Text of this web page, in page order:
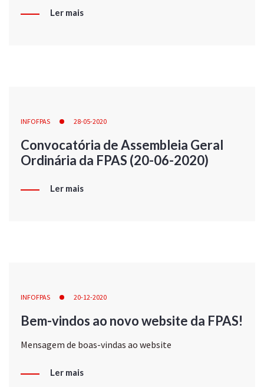
Ler mais
INFOFPAS 28-05-2020
Convocatória de Assembleia Geral
Ordinária da FPAS (20-06-2020)
Ler mais
INFOFPAS 20-12-2020
Bem-vindos ao novo website da FPAS!
Mensagem de boas-vindas ao website
Ler mais